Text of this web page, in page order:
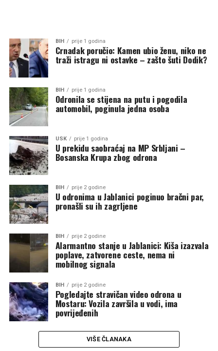
BIH prije 1 godina
Crnadak poručio: Kamen ubio ženu, niko ne
traži istragu ni ostavke – zašto šuti Dodik?
BIH prije 1 godina
Odronila se stijena na putu i pogodila
automobil, poginula jedna osoba
USK prije 1 godina
U prekidu saobraćaj na MP Srbljani –
Bosanska Krupa zbog odrona
BIH prije 2 godine
U odronima u Jablanici poginuo bračni par,
pronašli su ih zagrljene
BIH prije 2 godine
Alarmantno stanje u Jablanici: Kiša izazvala
poplave, zatvorene ceste, nema ni
mobilnog signala
BIH prije 2 godine
Pogledajte stravičan video odrona u
Mostaru: Vozila završila u vodi, ima
povrijeđenih
VIŠE ČLANAKA